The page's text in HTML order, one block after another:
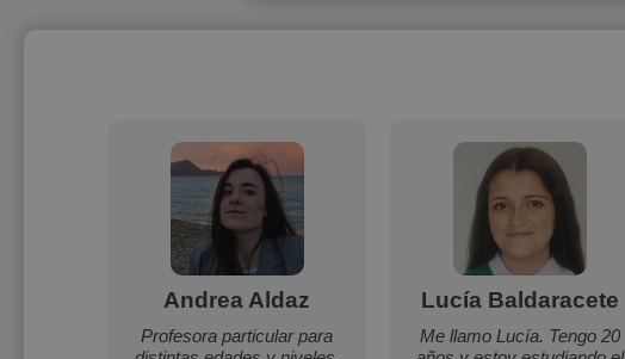
Andrea Aldaz
Profesora particular para
Lucía Baldaracete
Me llamo Lucía. Tengo 20